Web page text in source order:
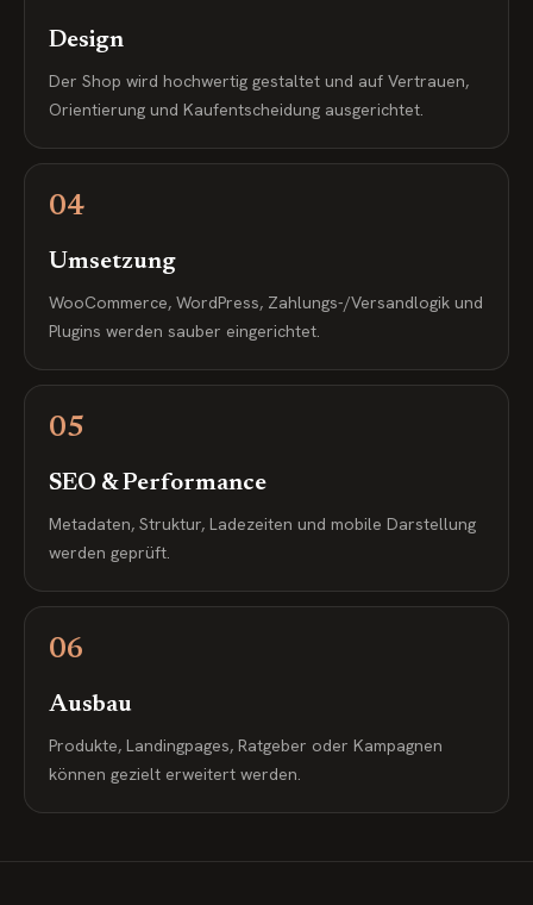
Design
Der Shop wird hochwertig gestaltet und auf Vertrauen,
Orientierung und Kaufentscheidung ausgerichtet.
04
Umsetzung
WooCommerce, WordPress, Zahlungs-/Versandlogik und
Plugins werden sauber eingerichtet.
05
SEO & Performance
Metadaten, Struktur, Ladezeiten und mobile Darstellung
werden geprüft.
06
Ausbau
Produkte, Landingpages, Ratgeber oder Kampagnen
können gezielt erweitert werden.